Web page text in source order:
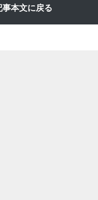
事本文に戻る